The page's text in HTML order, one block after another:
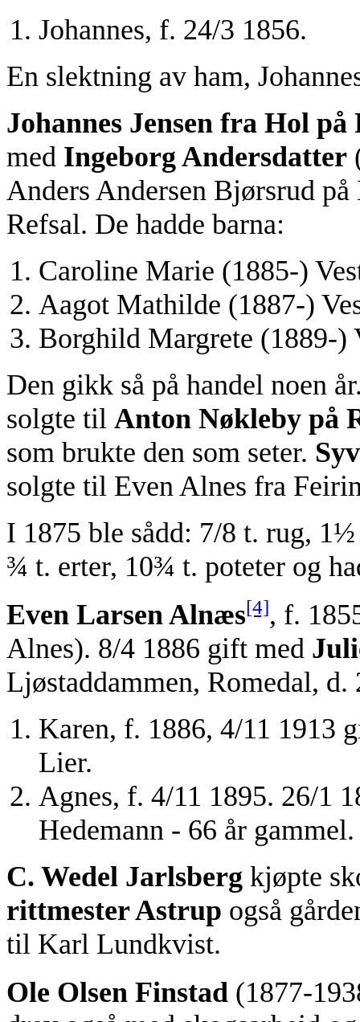
Johannes, f. 24/3 1856.
En slektning av ham,
Johannes Jensen fra Hol på
med Ingeborg Andersdatter
Anders Andersen Bjørsrud
Refsal. De hadde barna:
Caroline Marie (1885-)
Aagot Mathilde (1887-)
Borghild Margrete (1889-)
Den gikk så på handel noen
solgte til Anton Nøkleby på
som brukte den som seter.
solgte til Even Alnes fra
I 1875 ble sådd: 7/8 t. rug,
¾ t. erter, 10¾ t. poteter og
Even Larsen Alnæs[4], f.
Alnes). 8/4 1886 gift med
Ljøstaddammen, Romedal,
Karen, f. 1886, 4/11 1913
Lier.
Agnes, f. 4/11 1895. 26/1
Hedemann - 66 år gammel.
C. Wedel Jarlsberg kjøpte
rittmester Astrup også
til Karl Lundkvist.
Ole Olsen Finstad (1877-